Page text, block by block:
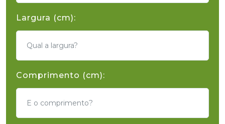
Largura (cm):
Comprimento (cm):